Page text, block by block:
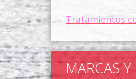
Tratamientos
MARCAS